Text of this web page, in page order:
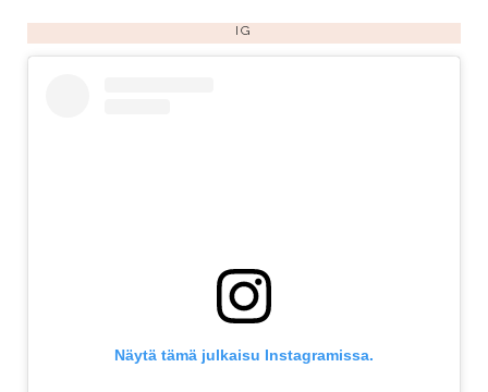
IG
Näytä tämä julkaisu Instagramissa.